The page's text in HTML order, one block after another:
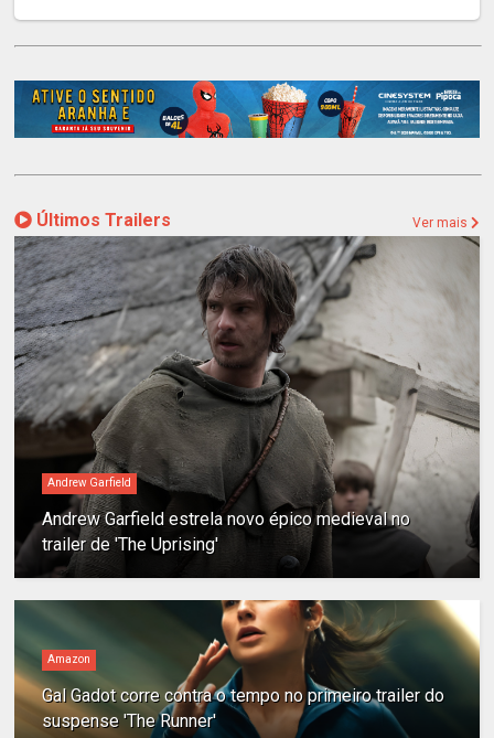
Últimos Trailers Ver mais
Andrew Garfield
Andrew Garfield estrela novo épico medieval no
trailer de 'The Uprising'
Amazon
Gal Gadot corre contra o tempo no primeiro trailer do
suspense 'The Runner'